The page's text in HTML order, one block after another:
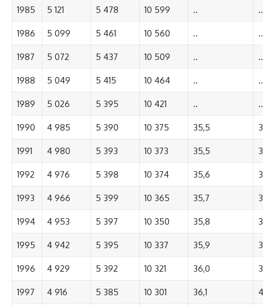
1985 5 121 5 478 10 599 .. ..
1986 5 099 5 461 10 560 .. ..
1987 5 072 5 437 10 509 .. ..
1988 5 049 5 415 10 464 .. ..
1989 5 026 5 395 10 421 .. ..
1990 4 985 5 390 10 375 35,5
1991 4 980 5 393 10 373 35,5
1992 4 976 5 398 10 374 35,6
1993 4 966 5 399 10 365 35,7
1994 4 953 5 397 10 350 35,8
1995 4 942 5 395 10 337 35,9
1996 4 929 5 392 10 321 36,0
1997 4 916 5 385 10 301 36,1